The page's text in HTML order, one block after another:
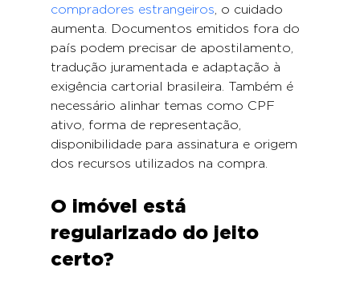
compradores estrangeiros , o cuidado
aumenta. Documentos emitidos fora do
país podem precisar de apostilamento,
tradução juramentada e adaptação à
exigência cartorial brasileira. Também é
necessário alinhar temas como CPF
ativo, forma de representação,
disponibilidade para assinatura e origem
dos recursos utilizados na compra.
O imóvel está
regularizado do jeito
certo?